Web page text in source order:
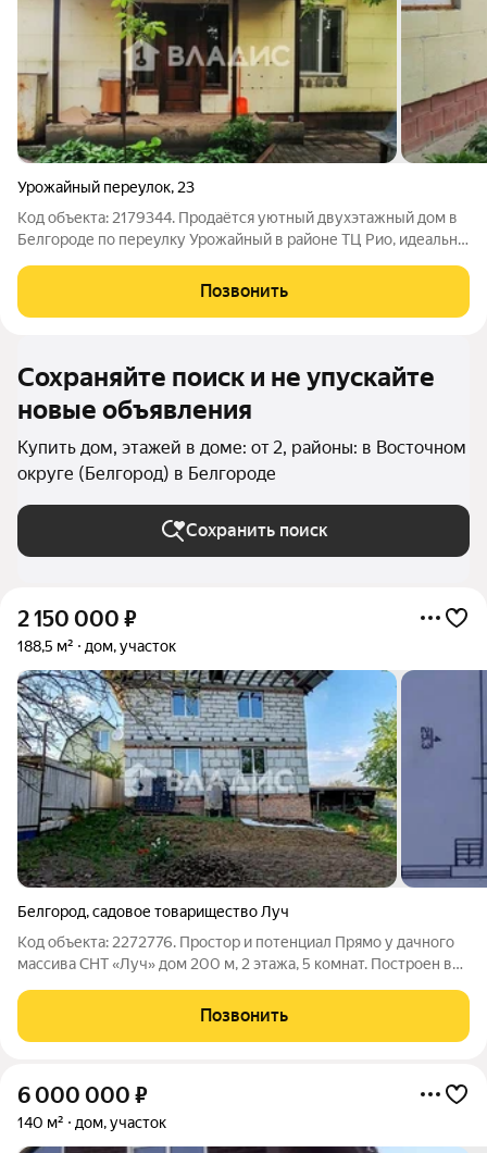
Урожайный переулок, 23
Код объекта: 2179344. Продаётся уютный двухэтажный дом в
Белгороде по переулку Урожайный в районе ТЦ Рио, идеально
доступности остановки общественного транспорта и
Мегагринн. Общая площадь составляет
Позвонить
Сохраняйте поиск и не упускайте
новые объявления
Купить дом, этажей в доме: от 2, районы: в Восточном
округе (Белгород) в Белгороде
Сохранить поиск
2 150 000 ₽
188,5 м² дом, участок
Белгород,садовое товарищество Луч
Код объекта: 2272776. Простор и потенциал Прямо у дачного
массива СНТ «Луч» дом 200 м, 2 этажа, 5 комнат. Построен в
потолки и чёткая прямоугольная планировка дают простор для
перепланировки и
Позвонить
6 000 000 ₽
140 м² дом, участок